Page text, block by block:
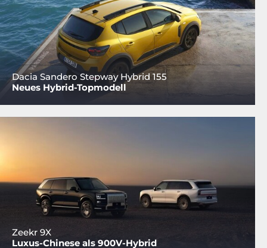
Dacia Sandero Stepway Hybrid 155
Neues Hybrid-Topmodell
Zeekr 9X
Luxus-Chinese als 900V-Hybrid